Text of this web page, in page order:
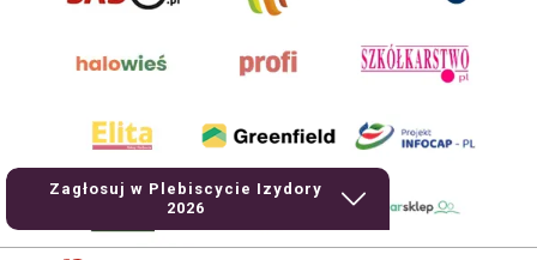
Zagłosuj w Plebiscycie Izydory
2026